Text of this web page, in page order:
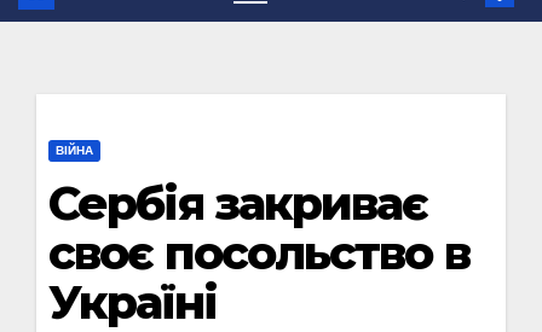
ВІЙНА
Сербія закриває
своє посольство в
Україні